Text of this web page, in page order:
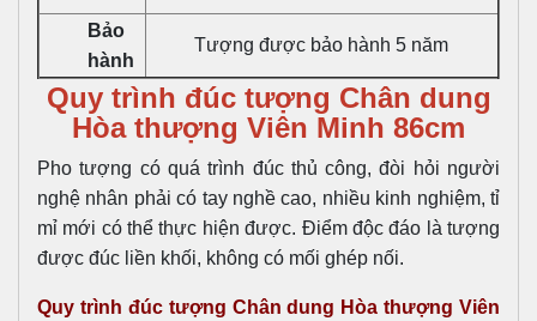
Bảo
hành
Tượng được bảo hành 5 năm
Quy trình đúc tượng Chân dung
Hòa thượng Viên Minh 86cm
Pho tượng có quá trình đúc thủ công, đòi hỏi người
nghệ nhân phải có tay nghề cao, nhiều kinh nghiệm, tỉ
mỉ mới có thể thực hiện được. Điểm độc đáo là tượng
được đúc liền khối, không có mối ghép nối.
Quy trình đúc tượng Chân dung Hòa thượng Viên